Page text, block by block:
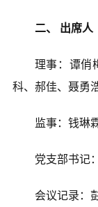
二、 出席人
理事：谭俏
科、郝佳、聂勇
监事：钱琳
党支部书记
会议记录：